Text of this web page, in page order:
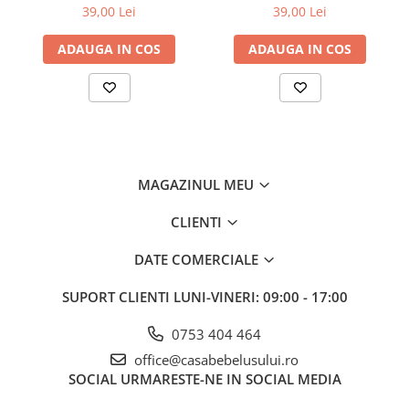
Jucarii pentru dentitie
Jucarii sunatoare
Jucarii de exterior
Cani, pahare si accesorii bebe
Incalzitoare si termosuri bebe
ventuza împiedică mișcarea farfuriei pe masă
fabricat din materiale sigure, de calitate
Fără BPA
Babyono albastra 1482/01
39,00 Lei
ADAUGA IN COS
Babyono roz 1482/02
39,00 Lei
ADAUGA IN COS
MAGAZINUL MEU
CLIENTI
DATE COMERCIALE
SUPORT CLIENTI LUNI-VINERI: 09:00 - 17:00
0753 404 464
office@casabebelusului.ro
SOCIAL URMARESTE-NE IN SOCIAL MEDIA